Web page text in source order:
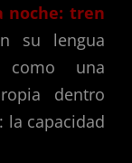
noche: tren
su lengua
como una
dentro
la capacidad